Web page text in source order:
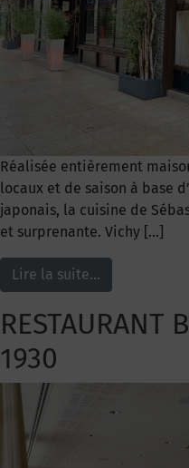
Réalisée entièrement
locaux et de saison à base
japonais, la cuisine de
et surprenante. Vichy […]
Lire la suite…
RESTAURANT
1930